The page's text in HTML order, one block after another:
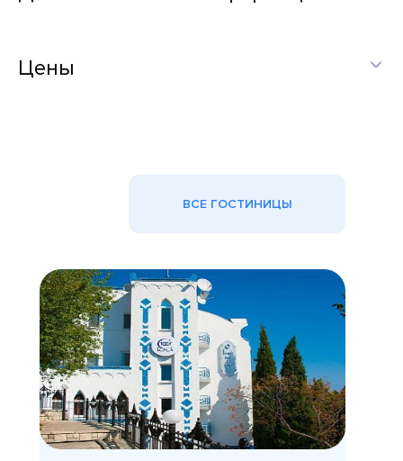
Цены
ВСЕ ГОСТИНИЦЫ